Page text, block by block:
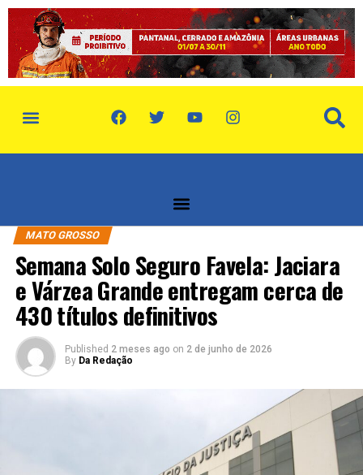
MATO GROSSO
Semana Solo Seguro Favela: Jaciara
e Várzea Grande entregam cerca de
430 títulos definitivos
Published 2 meses ago on 2 de junho de 2026
By Da Redação